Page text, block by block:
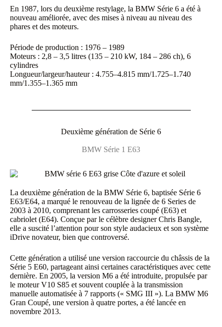
En 1987, lors du deuxième restylage, la BMW Série 6 a été à
nouveau améliorée, avec des mises à niveau au niveau des
phares et des moteurs.
Période de production : 1976 – 1989
Moteurs : 2,8 – 3,5 litres (135 – 210 kW, 184 – 286 ch), 6
cylindres
Longueur/largeur/hauteur : 4.755–4.815 mm/1.725–1.740
mm/1.355–1.365 mm
Deuxième génération de Série 6
BMW Série 1 E63
La deuxième génération de la BMW Série 6, baptisée Série 6
E63/E64, a marqué le renouveau de la lignée de 6 Series de
2003 à 2010, comprenant les carrosseries coupé (E63) et
cabriolet (E64). Conçue par le célèbre designer Chris Bangle,
elle a suscité l’attention pour son style audacieux et son système
iDrive novateur, bien que controversé.
Cette génération a utilisé une version raccourcie du châssis de la
Série 5 E60, partageant ainsi certaines caractéristiques avec cette
dernière. En 2005, la version M6 a été introduite, propulsée par
le moteur V10 S85 et souvent couplée à la transmission
manuelle automatisée à 7 rapports (« SMG III »). La BMW M6
Gran Coupé, une version à quatre portes, a été lancée en
novembre 2013.